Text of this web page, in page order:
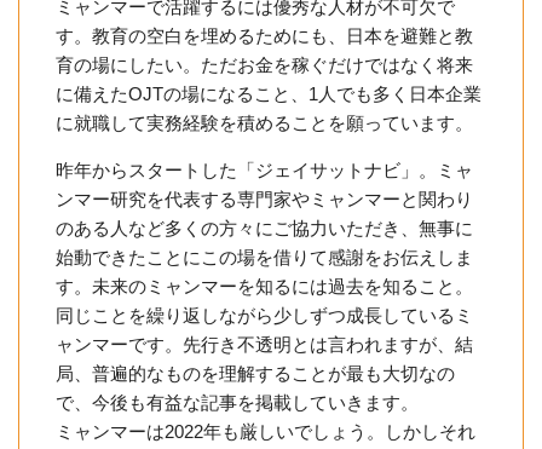
ミャンマーで活躍するには優秀な人材が不可欠で
す。教育の空白を埋めるためにも、日本を避難と教
育の場にしたい。ただお金を稼ぐだけではなく将来
に備えたOJTの場になること、1人でも多く日本企業
に就職して実務経験を積めることを願っています。
昨年からスタートした「ジェイサットナビ」。ミャ
ンマー研究を代表する専門家やミャンマーと関わり
のある人など多くの方々にご協力いただき、無事に
始動できたことにこの場を借りて感謝をお伝えしま
す。未来のミャンマーを知るには過去を知ること。
同じことを繰り返しながら少しずつ成長しているミ
ャンマーです。先行き不透明とは言われますが、結
局、普遍的なものを理解することが最も大切なの
で、今後も有益な記事を掲載していきます。
ミャンマーは2022年も厳しいでしょう。しかしそれ